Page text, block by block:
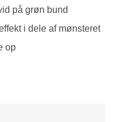
på grøn bund
i dele af mønsteret
op